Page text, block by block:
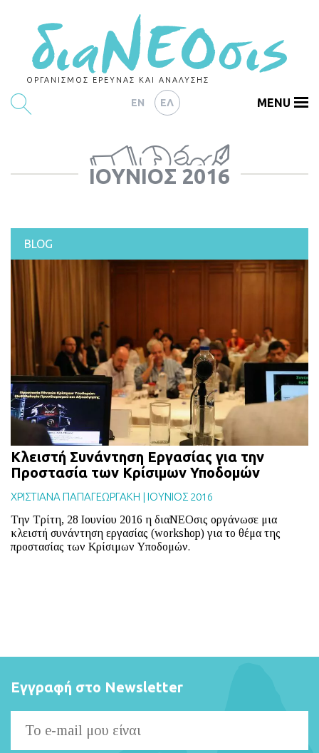
ΟΡΓΑΝΙΣΜΟΣ ΕΡΕΥΝΑΣ ΚΑΙ ΑΝΑΛΥΣΗΣ
EN ΕΛ
ΕΡΕΥΝΕΣ
ΑΡΘΡΟΓΡΑΦΙΑ
ΔΕΙΚΤΕΣ
BLOG
ABOUT
ΕΠΙΚΟΙΝΩΝΙΑ
ΕΚΔΟΣΕΙΣ
MENU
ΙΟΎΝΙΟΣ 2016
BLOG
Κλειστή Συνάντηση Εργασίας για την
Προστασία των Κρίσιμων Υποδομών
ΧΡΙΣΤΙΑΝΑ ΠΑΠΑΓΕΩΡΓΑΚΗ | ΙΟΥΝΙΟΣ 2016
Την Τρίτη, 28 Ιουνίου 2016 η διαΝΕΟσις οργάνωσε μια
κλειστή συνάντηση εργασίας (workshop) για το θέμα της
προστασίας των Κρίσιμων Υποδομών.
Εγγραφή στο Newsletter